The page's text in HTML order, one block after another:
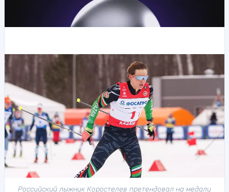
Российский лыжник Коростелев претендовал на медали